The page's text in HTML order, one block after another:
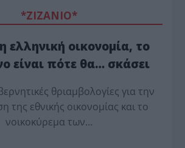
*ZΙΖΑΝΙΟ*
ελληνική οικονομία, το
είναι πότε θα… σκάσει
θριαμβολογίες για την
της εθνικής οικονομίας και το
νοικοκύρεμα των…